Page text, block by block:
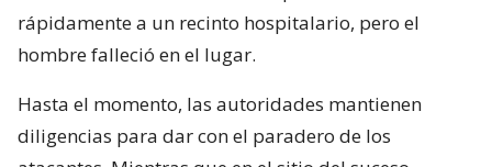
rápidamente a un recinto hospitalario, pero el
hombre falleció en el lugar.
Hasta el momento, las autoridades mantienen
diligencias para dar con el paradero de los